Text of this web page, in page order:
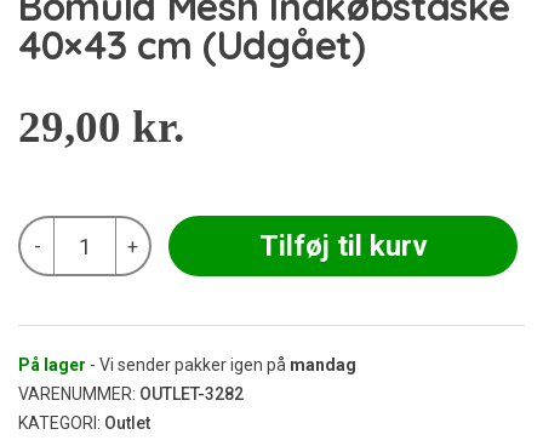
40×43 cm (Udgået)
29,00 kr.
-
Bomuld
Mesh
Indkøbstaske
antal
+ Tilføj til kurv
På lager - Vi sender pakker igen på mandag
VARENUMMER: OUTLET-3282
KATEGORI: Outlet